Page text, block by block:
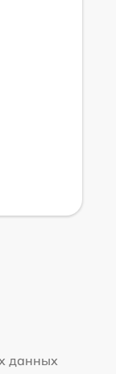
данных